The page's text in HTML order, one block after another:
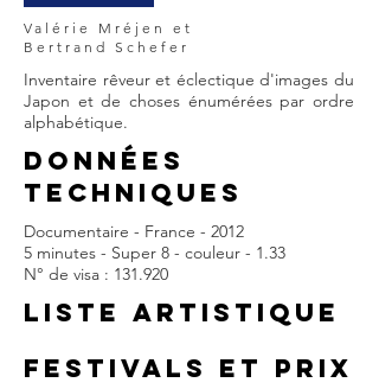
Valérie Mréjen et
Bertrand Schefer
Inventaire rêveur et éclectique d'images du
Japon et de choses énumérées par ordre
alphabétique.
DONNÉES
TECHNIQUES
Documentaire - France - 2012
5 minutes - Super 8 - couleur - 1.33
N° de visa : 131.920
LISTE ARTISTIQUE
FESTIVALS et prix